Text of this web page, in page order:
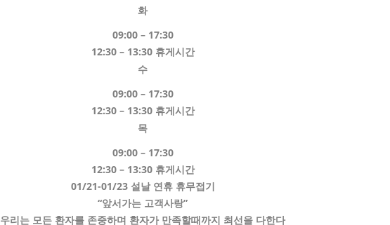
화
09:00 – 17:30
12:30 – 13:30 휴게시간
수
09:00 – 17:30
12:30 – 13:30 휴게시간
목
09:00 – 17:30
12:30 – 13:30 휴게시간
01/21-01/23 설날 연휴 휴무접기
“앞서가는 고객사랑”
우리는 모든 환자를 존중하며 환자가 만족할때까지 최선을 다한다